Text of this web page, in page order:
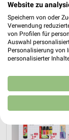
3 Prospekte
Rossmann
Website zu
Speichern von oder
Verwendung
von Profilen für
Auswahl
Personalisierung von
personalisierter
Kombinationen von
Verbesserung der
von Inhalten.
Daten können
Website/App.